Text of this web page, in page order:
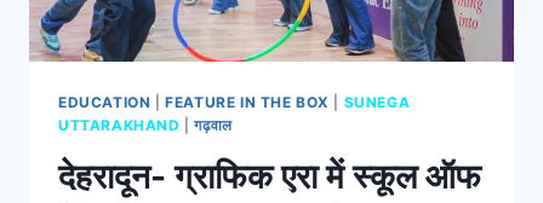
EDUCATION |FEATURE IN THE BOX
SUNEGA
UTTARAKHAND
|गढ़वाल
देहरादून- ग्राफिक एरा में स्कूल ऑफ